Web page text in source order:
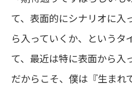
て、表面的にシナリオに入
ら入っていくか、というタ
て、最近は特に表面から入
だからこそ、僕は『生まれ